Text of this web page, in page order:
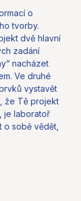
o
tvorby.
dvě hlavní
zadání
nacházet
Ve druhé
vystavět
že Tě projekt
je laboratoř
sobě vědět,